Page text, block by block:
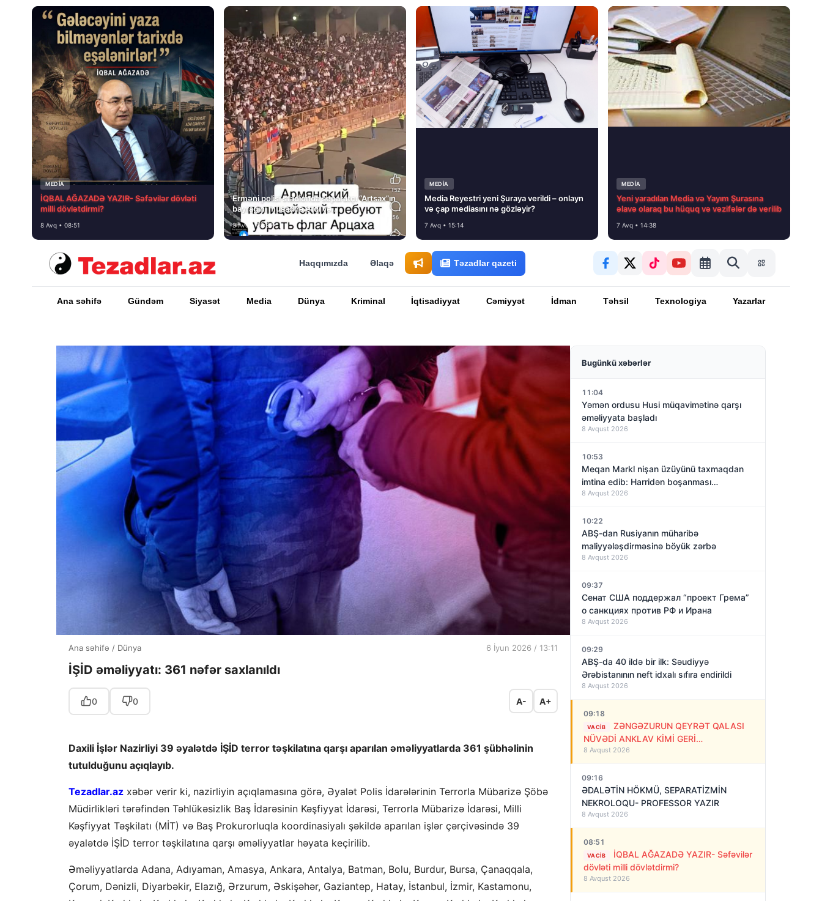
MEDİA
İQBAL AĞAZADƏ YAZIR- Səfəvilər dövləti
milli dövlətdirmi?
8 Avq • 08:51
Erməni polisi stadionda separatçı “Artsax”ın
bayrağını müsadirə etdi və…
8 Avq • 08:39
MEDİA
Media Reyestri yeni Şuraya verildi – onlayn
və çap mediasını nə gözləyir?
7 Avq • 15:14
MEDİA
Yeni yaradılan Media və Yayım Şurasına
əlavə olaraq bu hüquq və vəzifələr də verilib
7 Avq • 14:38
Haqqımızda Əlaqə Təzadlar qazeti
Ana səhifə Gündəm Siyasət Media Dünya Kriminal İqtisadiyyat Cəmiyyət İdman Təhsil Texnologiya Yazarlar
Ana səhifə / Dünya 6 İyun 2026 / 13:11
İŞİD əməliyyatı: 361 nəfər saxlanıldı
0 0 A- A+
Daxili İşlər Nazirliyi 39 əyalətdə İŞİD terror təşkilatına qarşı aparılan əməliyyatlarda 361 şübhəlinin
tutulduğunu açıqlayıb.
Tezadlar.az xəbər verir ki, nazirliyin açıqlamasına görə, Əyalət Polis İdarələrinin Terrorla Mübarizə Şöbə
Müdirlikləri tərəfindən Təhlükəsizlik Baş İdarəsinin Kəşfiyyat İdarəsi, Terrorla Mübarizə İdarəsi, Milli
Kəşfiyyat Təşkilatı (MİT) və Baş Prokurorluqla koordinasiyalı şəkildə aparılan işlər çərçivəsində 39
əyalətdə İŞİD terror təşkilatına qarşı əməliyyatlar həyata keçirilib.
Əməliyyatlarda Adana, Adıyaman, Amasya, Ankara, Antalya, Batman, Bolu, Burdur, Bursa, Çanaqqala,
Çorum, Dənizli, Diyarbəkir, Elazığ, Ərzurum, Əskişəhər, Gaziantep, Hatay, İstanbul, İzmir, Kastamonu,
Bugünkü xəbərlər
11:04
Yəmən ordusu Husi müqavimətinə qarşı
əməliyyata başladı
8 Avqust 2026
10:53
Meqan Markl nişan üzüyünü taxmaqdan
imtina edib: Harridən boşanması
yaxınlaşırmı?
8 Avqust 2026
10:22
ABŞ-dan Rusiyanın müharibə
maliyyələşdirməsinə böyük zərbə
8 Avqust 2026
09:37
Сенат США поддержал “проект Грема”
о санкциях против РФ и Ирана
8 Avqust 2026
09:29
ABŞ-da 40 ildə bir ilk: Səudiyyə
Ərəbistanının neft idxalı sıfıra endirildi
8 Avqust 2026
09:18
VACIB
ZƏNGƏZURUN QEYRƏT QALASI
NÜVƏDİ ANKLAV KİMİ GERİ
QAYTARILMALIDIR!
8 Avqust 2026
09:16
ƏDALƏTİN HÖKMÜ, SEPARATİZMİN
NEKROLOQU- PROFESSOR YAZIR
8 Avqust 2026
08:51
VACIB
İQBAL AĞAZADƏ YAZIR- Səfəvilər
dövləti milli dövlətdirmi?
8 Avqust 2026